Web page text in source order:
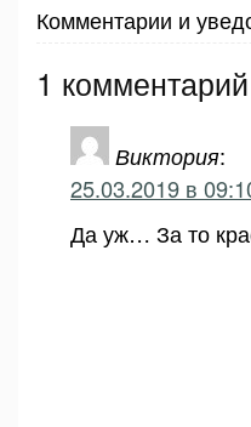
Комментарии и
1 комментарий
Виктория:
25.03.2019 в
Да уж… За то